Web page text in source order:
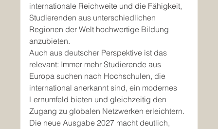
internationale Reichweite und die Fähigkeit,
Studierenden aus unterschiedlichen
Regionen der Welt hochwertige Bildung
anzubieten.
Auch aus deutscher Perspektive ist das
relevant: Immer mehr Studierende aus
Europa suchen nach Hochschulen, die
international anerkannt sind, ein modernes
Lernumfeld bieten und gleichzeitig den
Zugang zu globalen Netzwerken erleichtern.
Die neue Ausgabe 2027 macht deutlich,